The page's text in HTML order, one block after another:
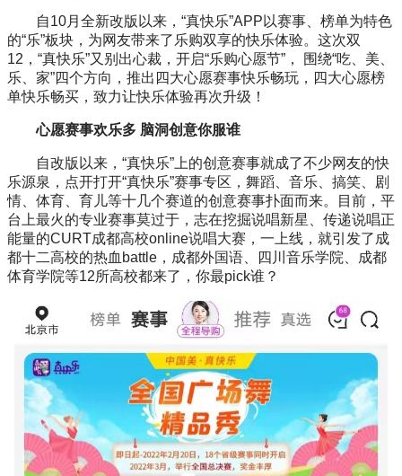
自10月全新改版以来，“真快乐”APP以赛事、榜单为特色
的“乐”板块，为网友带来了乐购双享的快乐体验。这次双
12，“真快乐”又别出心裁，开启“乐购心愿节”， 围绕“吃、美、
乐、家”四个方向，推出四大心愿赛事快乐畅玩，四大心愿榜
单快乐畅买，致力让快乐体验再次升级！
心愿赛事欢乐多 脑洞创意你服谁
自改版以来，“真快乐”上的创意赛事就成了不少网友的快
乐源泉，点开打开“真快乐”赛事专区，舞蹈、音乐、搞笑、剧
情、体育、育儿等十几个赛道的创意赛事扑面而来。目前，平
台上最火的专业赛事莫过于，志在挖掘说唱新星、传递说唱正
能量的CURT成都高校online说唱大赛，一上线，就引发了成
都十二高校的热血battle，成都外国语、四川音乐学院、成都
体育学院等12所高校都来了，你最pick谁？